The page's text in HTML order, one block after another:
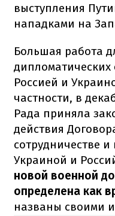
выступления
нападками на
Большая работа
Россией и
частности, в
Рада приняла
действия
сотрудничестве
Украиной и
новой военной
определена как
названы своими